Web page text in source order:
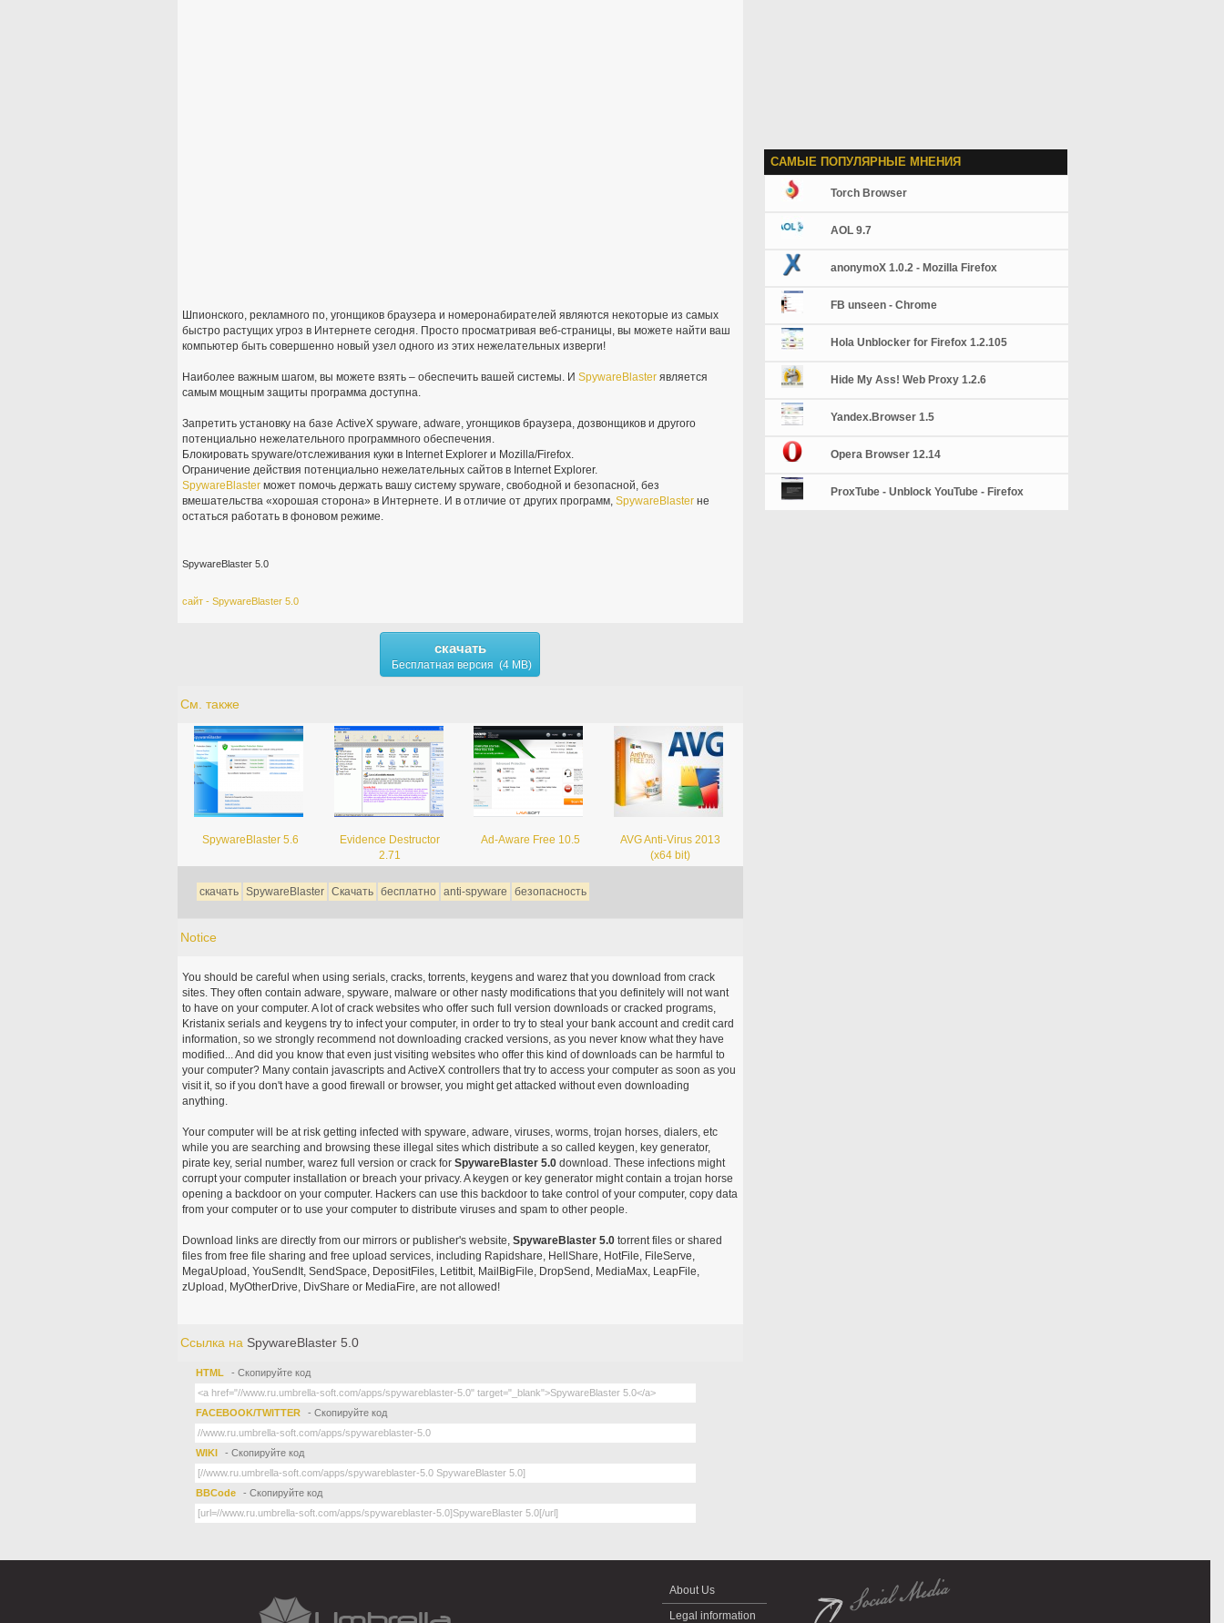
Шпионского, рекламного по, угонщиков браузера и номеронабирателей являются некоторые из самых
быстро растущих угроз в Интернете сегодня. Просто просматривая веб-страницы, вы можете найти ваш
компьютер быть совершенно новый узел одного из этих нежелательных изверги!
Наиболее важным шагом, вы можете взять – обеспечить вашей системы. И SpywareBlasterявляется
самым мощным защиты программа доступна.
Запретить установку на базе ActiveX spyware, adware, угонщиков браузера, дозвонщиков и другого
потенциально нежелательного программного обеспечения.
Блокировать spyware/отслеживания куки в Internet Explorer и Mozilla/Firefox.
Ограничение действия потенциально нежелательных сайтов в Internet Explorer.
SpywareBlasterможет помочь держать вашу систему spyware, свободной и безопасной, без
вмешательства «хорошая сторона» в Интернете. И в отличие от других программ, SpywareBlasterне
остаться работать в фоновом режиме.
SpywareBlaster 5.0
сайт - SpywareBlaster 5.0
скачать
Бесплатная версия (4 MB)
См. также
SpywareBlaster 5.6
Evidence Destructor
2.71
Ad-Aware Free 10.5
AVG Anti-Virus 2013
(x64 bit)
скачать SpywareBlaster Скачать бесплатно anti-spyware безопасность
Notice
You should be careful when using serials, cracks, torrents, keygens and warez that you download from crack
sites. They often contain adware, spyware, malware or other nasty modifications that you definitely will not want
to have on your computer. A lot of crack websites who offer such full version downloads or cracked programs,
Kristanix serials and keygens try to infect your computer, in order to try to steal your bank account and credit card
information, so we strongly recommend not downloading cracked versions, as you never know what they have
modified... And did you know that even just visiting websites who offer this kind of downloads can be harmful to
your computer? Many contain javascripts and ActiveX controllers that try to access your computer as soon as you
visit it, so if you don't have a good firewall or browser, you might get attacked without even downloading
anything.
Your computer will be at risk getting infected with spyware, adware, viruses, worms, trojan horses, dialers, etc
while you are searching and browsing these illegal sites which distribute a so called keygen, key generator,
pirate key, serial number, warez full version or crack for SpywareBlaster 5.0download. These infections might
corrupt your computer installation or breach your privacy. A keygen or key generator might contain a trojan horse
opening a backdoor on your computer. Hackers can use this backdoor to take control of your computer, copy data
from your computer or to use your computer to distribute viruses and spam to other people.
Download links are directly from our mirrors or publisher's website, SpywareBlaster 5.0torrent files or shared
files from free file sharing and free upload services, including Rapidshare, HellShare, HotFile, FileServe,
MegaUpload, YouSendIt, SendSpace, DepositFiles, Letitbit, MailBigFile, DropSend, MediaMax, LeapFile,
zUpload, MyOtherDrive, DivShare or MediaFire, are not allowed!
Ссылка на SpywareBlaster 5.0
HTML - Скопируйте код
FACEBOOK/TWITTER - Скопируйте код
WIKI - Скопируйте код
BBCode - Скопируйте код
САМЫЕ ПОПУЛЯРНЫЕ МНЕНИЯ
Torch Browser
AOL 9.7
anonymoX 1.0.2 - Mozilla Firefox
FB unseen - Chrome
Hola Unblocker for Firefox 1.2.105
Hide My Ass! Web Proxy 1.2.6
Yandex.Browser 1.5
Opera Browser 12.14
ProxTube - Unblock YouTube - Firefox
About Us
Legal information